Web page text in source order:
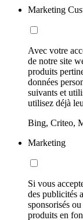
Marketing
Avec votre
de notre site
produits
données
suivants et
utilisez déjà
Bing, Criteo,
Marketing
Si vous
des publicités
sponsorisés
produits en